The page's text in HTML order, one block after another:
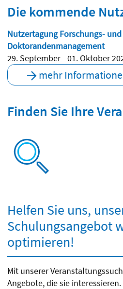
Die kommende
Nutzertagung Forschungs- und
Doktorandenmanagement
29. September - 01. Oktober
mehr
Finden Sie Ihre
Helfen Sie uns,
Schulungsangebot
optimieren!
Mit unserer
Angebote, die sie